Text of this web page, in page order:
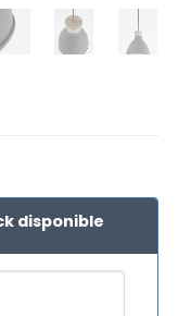
€.
disponible